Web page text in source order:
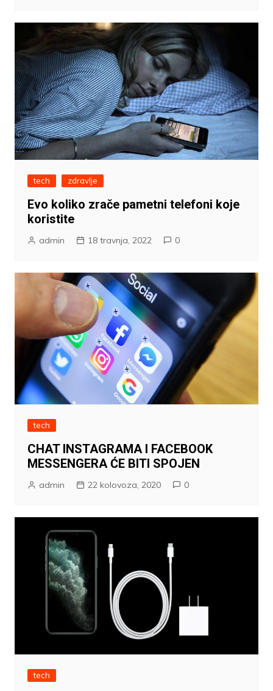
tech zdravlje
Evo koliko zrače pametni telefoni koje
koristite
admin 18 travnja, 2022 0
tech
CHAT INSTAGRAMA I FACEBOOK
MESSENGERA ĆE BITI SPOJEN
admin 22 kolovoza, 2020 0
tech